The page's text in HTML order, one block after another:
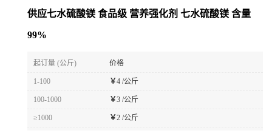
供应七水硫酸镁 食品级 营养强化剂 七水硫酸镁 含量
99%
起订量 (公斤) 价格
1-100 ￥4 /公斤
100-1000 ￥3 /公斤
≥1000 ￥2 /公斤